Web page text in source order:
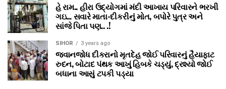
હે રામ.. હીરા ઉદ્યોગમાં મંદી આખાય પરિવારને ભરખી
ગઇ… સવારે માતા-દીકરીનું મોત, બપોરે પુત્ર અને
સાંજે પિતા પણ.. .!
SIHOR 3 years ago
જવાનજોધ દીકરાનો મૃતદેહ જોઈ પરિવારનું હૈયાફાટ
રુદન, બોટાદ પંથક આખું હિબકે ચડ્યું, દ્રશ્યો જોઈ
બધાના આસું ટપકી પડ્યા